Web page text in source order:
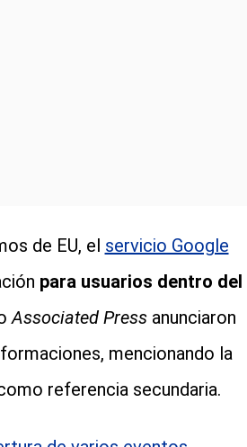
de EU, el servicio Google
para usuarios dentro del
Associated Pressanunciaron
mencionando la
referencia secundaria.